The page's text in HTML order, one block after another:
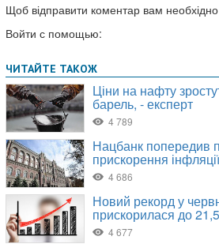
Щоб відправити коментар вам необхідно
Войти с помощью: